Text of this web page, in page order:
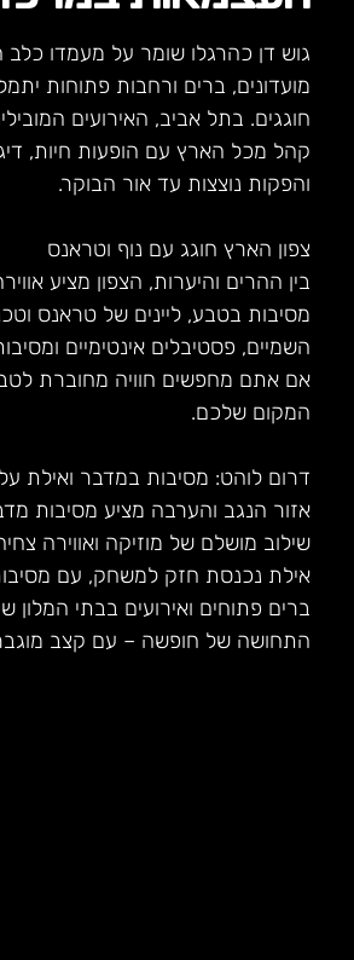
גוש דן כהרגלו שומר על מעמדו
מועדונים, ברים ורחבות פתוחות
חוגגים. בתל אביב, האירועים
קהל מכל הארץ עם הופעות חיות,
והפקות נוצצות עד אור הבוקר.
צפון הארץ חוגג עם נוף וטראנס
בין ההרים והיערות, הצפון מציע
מסיבות בטבע, ליינים של טראנס
השמיים, פסטיבלים אינטימיים
אם אתם מחפשים חוויה מחוברת
המקום שלכם.
דרום לוהט: מסיבות במדבר ואילת
אזור הנגב והערבה מציע מסיבות
שילוב מושלם של מוזיקה ואווירה
אילת נכנסת חזק למשחק, עם
ברים פתוחים ואירועים בבתי המלון
התחושה של חופשה – עם קצב